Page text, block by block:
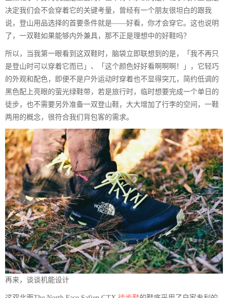
决定我们会不会穿着它的关键考量，曾经有一个朋友很坦白的跟我
说，登山用品选择的首要条件就是——好看，你才会穿它。这也说明
了，一双鞋如果能够内外兼具，那不正是理想中的好鞋吗？
所以，当我第一眼看到这双鞋时，脑袋立即联想到的是，「我不再只
是登山时可以穿着它而已」、「这个颜色好好看啊啊啊！」，它轻巧
的外观和配色，即便不是户外运动时穿着也不显得突兀，简约低调的
黑色配上亮眼的萤光绿鞋带，若是旅行时，临时想要完成一个单日的
徒步，也不需要另外准备一双登山鞋，大大增加了行李的空间，一鞋
两用的概念，很符合我们背包客的需求。
再来，谈谈机能设计